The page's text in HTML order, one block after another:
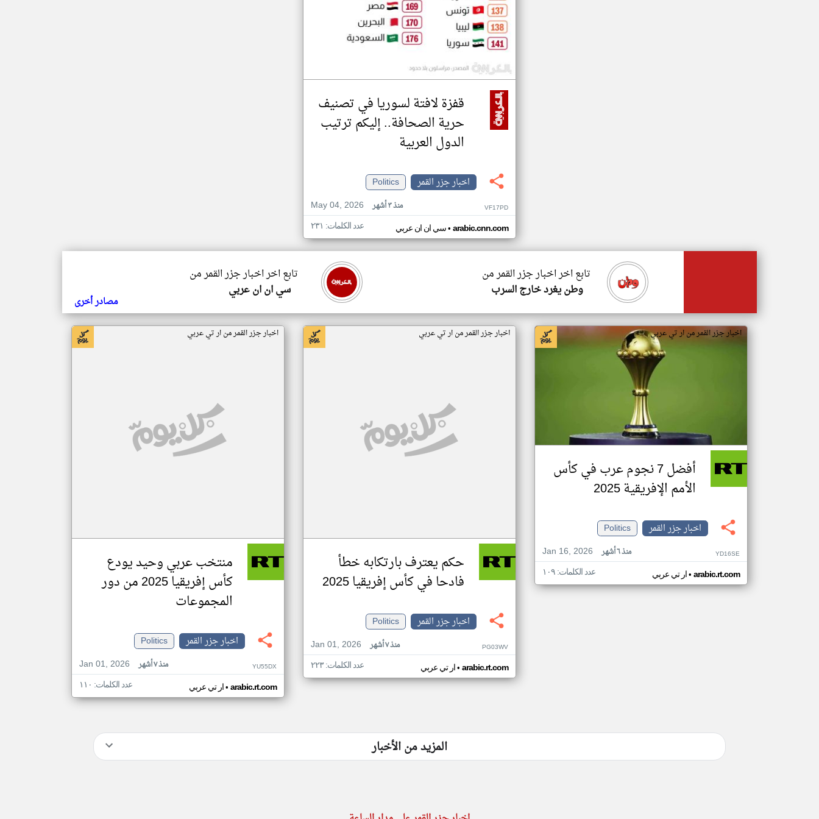
قفزة لافتة لسوريا في تصنيف
حرية الصحافة.. إليكم ترتيب
الدول العربية
اخبار جزر القمر
Politics
May 04, 2026
منذ ٣ أشهر VF17PD
سي ان ان عربي• arabic.cnn.com عدد الكلمات: ٢٣١
تابع اخر اخبار جزر القمر من
سي ان ان عربي
تابع اخر اخبار جزر القمر من
وطن يغرد خارج السرب
مصادر أخرى
اخبار جزر القمر من ار تي عربي
أفضل 7 نجوم عرب في كأس
الأمم الإفريقية 2025
اخبار جزر القمر
Politics
Jan 16, 2026
منذ ٦ أشهر YD16SE
ار تي عربي• arabic.rt.com عدد الكلمات: ١٠٩
اخبار جزر القمر من ار تي عربي
حكم يعترف بارتكابه خطأ
فادحا في كأس إفريقيا 2025
اخبار جزر القمر
Politics
Jan 01, 2026
منذ ٧ أشهر PG03WV
ار تي عربي• arabic.rt.com عدد الكلمات: ٢٢٣
اخبار جزر القمر من ار تي عربي
منتخب عربي وحيد يودع
كأس إفريقيا 2025 من دور
المجموعات
اخبار جزر القمر
Politics
Jan 01, 2026
منذ ٧ أشهر YU55DX
ار تي عربي• arabic.rt.com عدد الكلمات: ١١٠
المزيد من الأخبار